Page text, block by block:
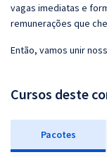
vagas imediatas e
remunerações que
Então, vamos unir
Cursos deste
Pacotes